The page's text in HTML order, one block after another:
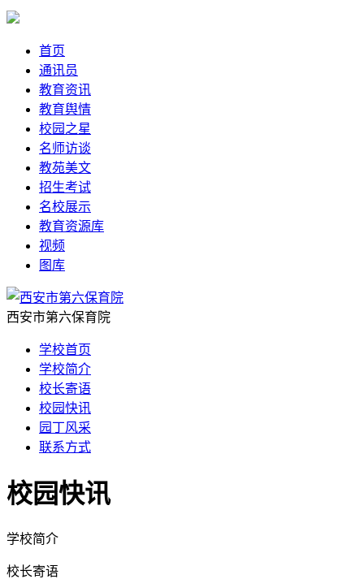
首页
通讯员
教育资讯
教育舆情
校园之星
名师访谈
教苑美文
招生考试
名校展示
教育资源库
视频
图库
西安市第六保育院
学校首页
学校简介
校长寄语
校园快讯
园丁风采
联系方式
校园快讯
学校简介
校长寄语